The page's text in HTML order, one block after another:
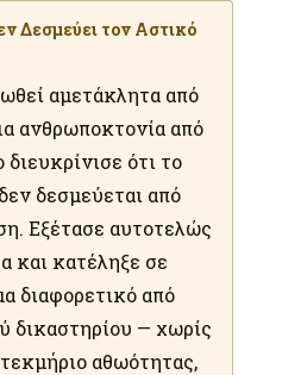
Δεσμεύει τον Αστικό
αμετάκλητα από
ανθρωποκτονία από
ότι το
δεσμεύεται από
Εξέτασε αυτοτελώς
και κατέληξε σε
διαφορετικό από
δικαστηρίου — χωρίς
αθωότητας,